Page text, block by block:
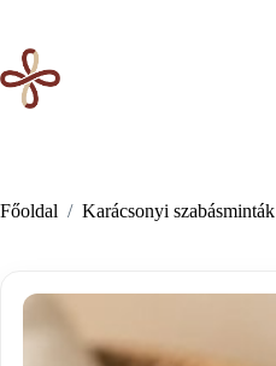
content
Főoldal / Karácsonyi szabásminták